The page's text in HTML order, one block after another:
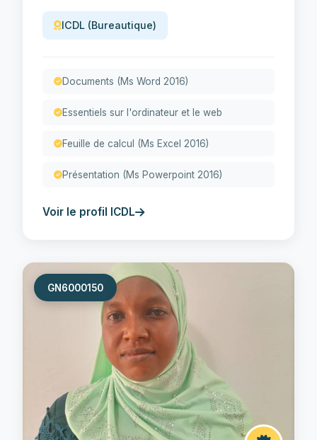
ICDL (Bureautique)
Documents (Ms Word 2016)
Essentiels sur l'ordinateur et le web
Feuille de calcul (Ms Excel 2016)
Présentation (Ms Powerpoint 2016)
Voir le profil ICDL
GN6000150